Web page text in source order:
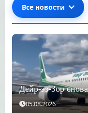
Все новости
Дейр-эз-Зор
05.08.2026